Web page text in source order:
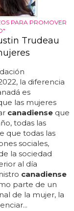
PARA PROMOVER
Trudeau
la diferencia
es
las mujeres
canadiense que
todas las
que todas las
sociales,
la sociedad
al día
canadiense
parte de un
de la mujer, la